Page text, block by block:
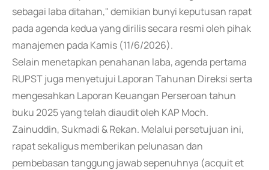
sebagai laba ditahan," demikian bunyi keputusan rapat
pada agenda kedua yang dirilis secara resmi oleh pihak
manajemen pada Kamis (11/6/2026).
Selain menetapkan penahanan laba, agenda pertama
RUPST juga menyetujui Laporan Tahunan Direksi serta
mengesahkan Laporan Keuangan Perseroan tahun
buku 2025 yang telah diaudit oleh KAP Moch.
Zainuddin, Sukmadi & Rekan. Melalui persetujuan ini,
rapat sekaligus memberikan pelunasan dan
pembebasan tanggung jawab sepenuhnya (acquit et